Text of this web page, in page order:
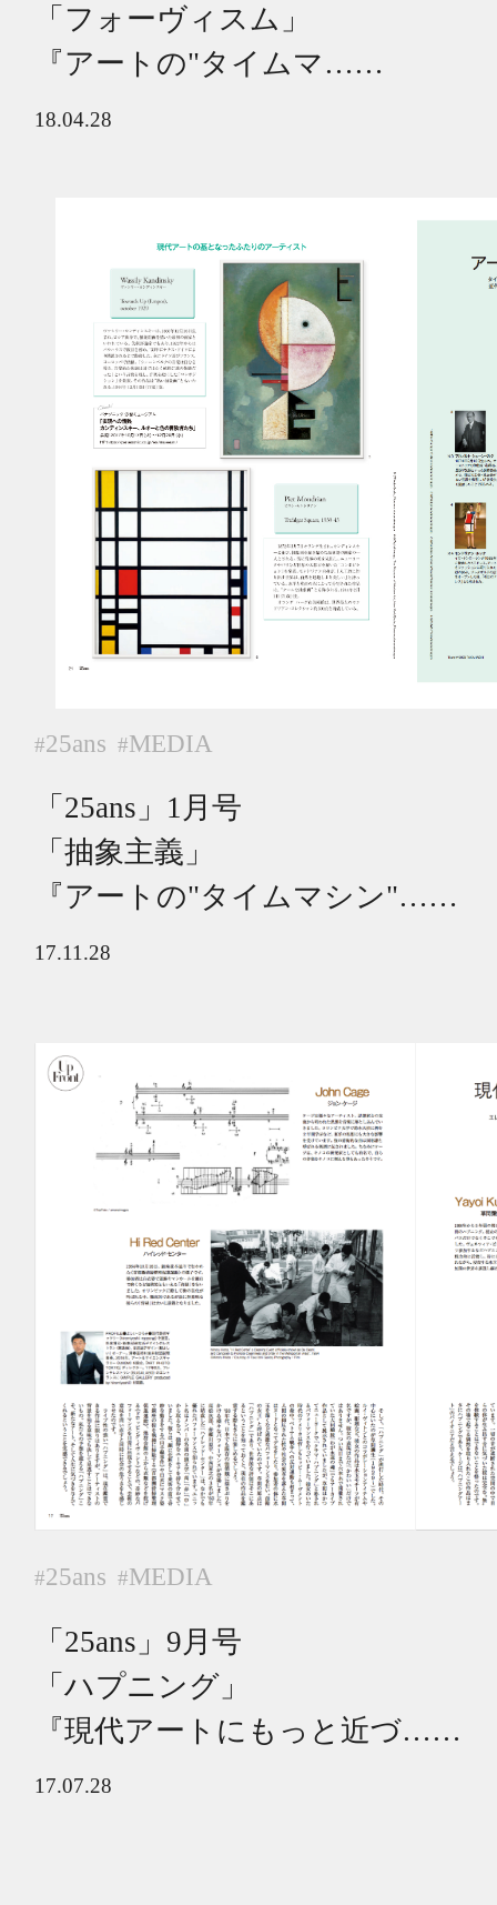
「フォーヴィスム」
『アートの"タイムマ……
18.04.28
#25ans #MEDIA
「25ans」1月号
「抽象主義」
『アートの"タイムマシン"……
17.11.28
#25ans #MEDIA
「25ans」9月号
「ハプニング」
『現代アートにもっと近づ……
17.07.28